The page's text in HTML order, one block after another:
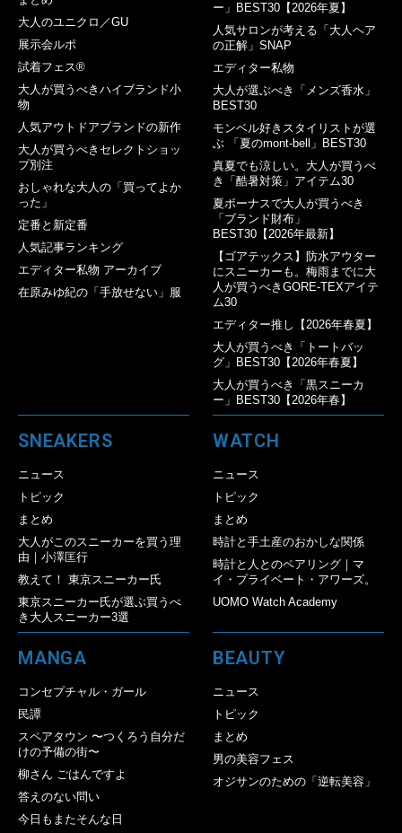
大人のユニクロ／GU
展示会ルポ
試着フェス®︎
大人が買うべきハイブランド小
物
人気アウトドアブランドの新作
大人が買うべきセレクトショッ
プ別注
おしゃれな大人の「買ってよか
った」
定番と新定番
人気記事ランキング
エディター私物 アーカイブ
在原みゆ紀の「手放せない」服
ー」BEST30【2026年夏】
人気サロンが考える「大人ヘア
の正解」SNAP
エディター私物
大人が選ぶべき「メンズ香水」
BEST30
モンベル好きスタイリストが選
ぶ 「夏のmont-bell」BEST30
真夏でも涼しい。大人が買うべ
き「酷暑対策」アイテム30
夏ボーナスで大人が買うべき
「ブランド財布」
BEST30【2026年最新】
【ゴアテックス】防水アウター
にスニーカーも。梅雨までに大
人が買うべきGORE-TEXアイテ
ム30
エディター推し【2026年春夏】
大人が買うべき「トートバッ
グ」BEST30【2026年春夏】
大人が買うべき「黒スニーカ
ー」BEST30【2026年春】
SNEAKERS
ニュース
トピック
まとめ
大人がこのスニーカーを買う理
由｜小澤匡行
教えて！ 東京スニーカー氏
東京スニーカー氏が選ぶ買うべ
き大人スニーカー3選
WATCH
ニュース
トピック
まとめ
時計と手土産のおかしな関係
時計と人とのペアリング｜マ
イ・プライベート・アワーズ。
UOMO Watch Academy
MANGA
コンセプチャル・ガール
民譚
スペアタウン 〜つくろう自分だ
けの予備の街〜
柳さん ごはんですよ
答えのない問い
今日もまたそんな日
BEAUTY
ニュース
トピック
まとめ
男の美容フェス
オジサンのための「逆転美容」